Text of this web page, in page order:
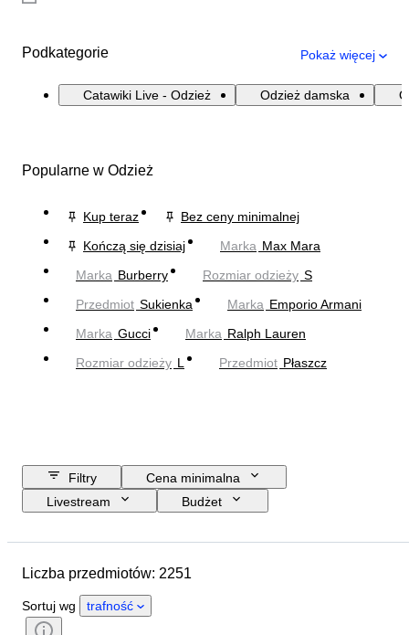
Podkategorie Pokaż więcej
Catawiki Live - Odzież Odzież damska
Popularne w Odzież
Kup teraz
Bez ceny minimalnej
Kończą się dzisiaj
Marka Max Mara
Marka Burberry Rozmiar odzieży S
Przedmiot Sukienka Marka Emporio Armani
Marka Gucci Marka Ralph Lauren
Rozmiar odzieży L Przedmiot Płaszcz
Filtry
Cena minimalna
Livestream
Budżet
Kraj pochodzenia
Stan
Styl
Kolor
Liczba przedmiotów: 2251
Sortuj wg trafność